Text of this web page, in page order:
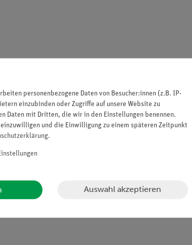
personenbezogene Daten von Besucher:innen (z.B. IP-
einzubinden oder Zugriffe auf unsere Website zu
Daten mit Dritten, die wir in den Einstellungen benennen.
und die Einwilligung zu einem späteren Zeitpunkt
.
Auswahl akzeptieren